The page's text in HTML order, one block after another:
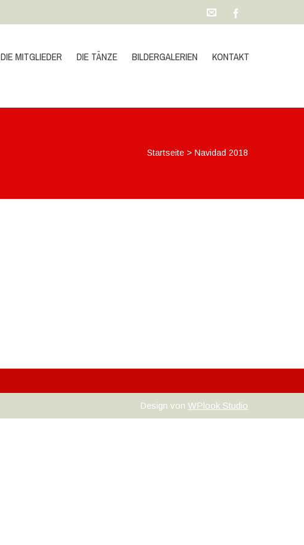
DIE MITGLIEDER DIE TÄNZE BILDERGALERIEN KONTAKT
Startseite >Navidad 2018
Design vonWPlook Studio